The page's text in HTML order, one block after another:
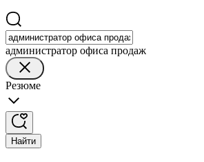
администратор офиса продаж
Резюме
Найти